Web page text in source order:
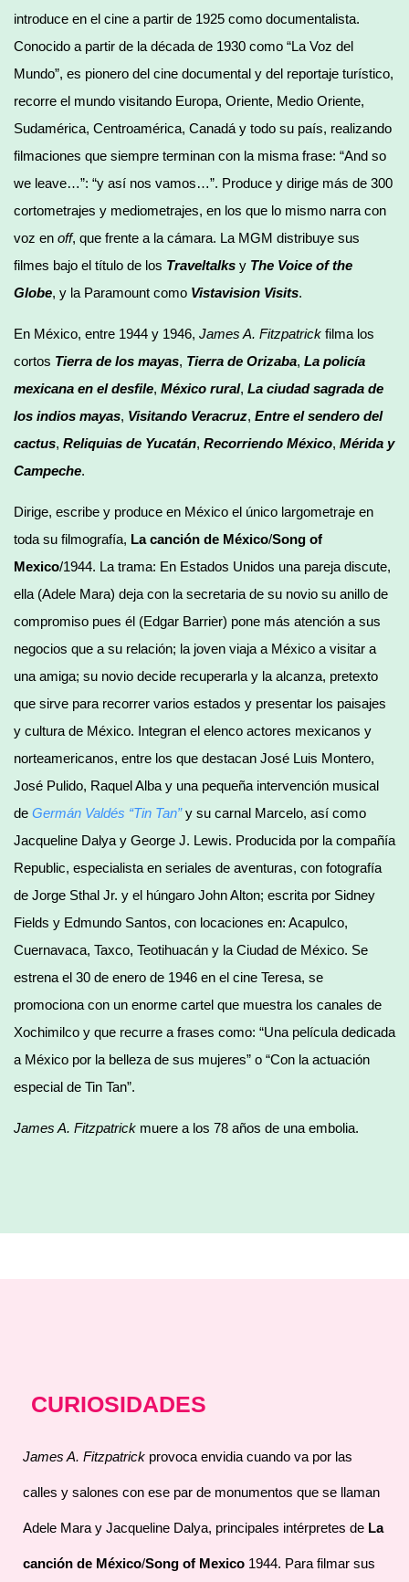
introduce en el cine a partir de 1925 como documentalista.
Conocido a partir de la década de 1930 como “La Voz del
Mundo”, es pionero del cine documental y del reportaje turístico,
recorre el mundo visitando Europa, Oriente, Medio Oriente,
Sudamérica, Centroamérica, Canadá y todo su país, realizando
filmaciones que siempre terminan con la misma frase: “And so
we leave…”: “y así nos vamos…”. Produce y dirige más de 300
cortometrajes y mediometrajes, en los que lo mismo narra con
voz en off, que frente a la cámara. La MGM distribuye sus
filmes bajo el título de los Traveltalks y The Voice of the
Globe, y la Paramount como Vistavision Visits.
En México, entre 1944 y 1946, James A. Fitzpatrick filma los
cortos Tierra de los mayas, Tierra de Orizaba, La policía
mexicana en el desfile, México rural, La ciudad sagrada de
los indios mayas, Visitando Veracruz, Entre el sendero del
cactus, Reliquias de Yucatán, Recorriendo México, Mérida y
Campeche.
Dirige, escribe y produce en México el único largometraje en
toda su filmografía, La canción de México/Song of
Mexico/1944. La trama: En Estados Unidos una pareja discute,
ella (Adele Mara) deja con la secretaria de su novio su anillo de
compromiso pues él (Edgar Barrier) pone más atención a sus
negocios que a su relación; la joven viaja a México a visitar a
una amiga; su novio decide recuperarla y la alcanza, pretexto
que sirve para recorrer varios estados y presentar los paisajes
y cultura de México. Integran el elenco actores mexicanos y
norteamericanos, entre los que destacan José Luis Montero,
José Pulido, Raquel Alba y una pequeña intervención musical
de Germán Valdés “Tin Tan”y su carnal Marcelo, así como
Jacqueline Dalya y George J. Lewis. Producida por la compañía
Republic, especialista en seriales de aventuras, con fotografía
de Jorge Sthal Jr. y el húngaro John Alton; escrita por Sidney
Fields y Edmundo Santos, con locaciones en: Acapulco,
Cuernavaca, Taxco, Teotihuacán y la Ciudad de México. Se
estrena el 30 de enero de 1946 en el cine Teresa, se
promociona con un enorme cartel que muestra los canales de
Xochimilco y que recurre a frases como: “Una película dedicada
a México por la belleza de sus mujeres” o “Con la actuación
especial de Tin Tan”.
James A. Fitzpatrick muere a los 78 años de una embolia.
CURIOSIDADES
James A. Fitzpatrick provoca envidia cuando va por las
calles y salones con ese par de monumentos que se llaman
Adele Mara y Jacqueline Dalya, principales intérpretes de La
canción de México/Song of Mexico 1944. Para filmar sus